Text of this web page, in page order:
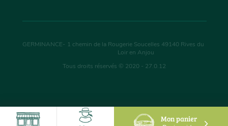
Mon panier
GERMINANCE- 1 chemin de la Rougerie Soucelles 49140 Rives du
Loir en Anjou
Tous droits réservés © 2020 - 27.0.12